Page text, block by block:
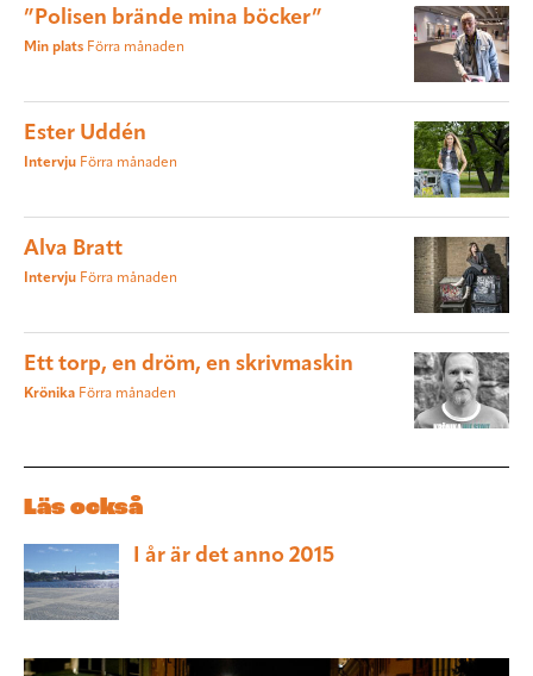
”Polisen brände mina böcker”
Min plats Förra månaden
Ester Uddén
Intervju Förra månaden
Alva Bratt
Intervju Förra månaden
Ett torp, en dröm, en skrivmaskin
Krönika Förra månaden
Läs också
I år är det anno 2015